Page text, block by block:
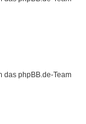
das phpBB.de-Team